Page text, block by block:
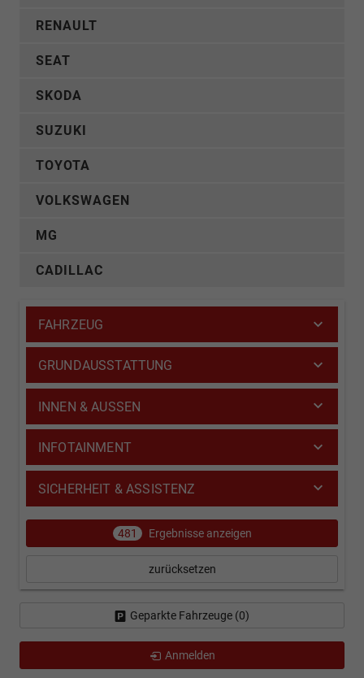
RENAULT
SEAT
SKODA
SUZUKI
TOYOTA
VOLKSWAGEN
MG
CADILLAC
FAHRZEUG
GRUNDAUSSTATTUNG
INNEN & AUSSEN
INFOTAINMENT
SICHERHEIT & ASSISTENZ
481 Ergebnisse anzeigen
zurücksetzen
Geparkte Fahrzeuge (0)
Anmelden